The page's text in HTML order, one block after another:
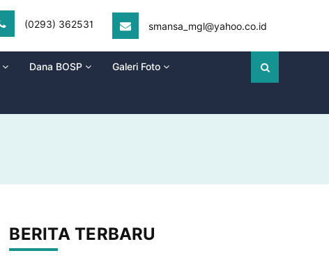
(0293) 362531 smansa_mgl@yahoo.co.id
Dana BOSP Galeri Foto
BERITA TERBARU